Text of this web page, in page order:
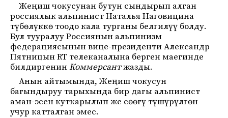
Жеңиш чокусунан бутун сындырып алган
россиялык альпинист Наталья Наговицина
түбөлүккө тоодо кала турганы белгилүү болду.
Бул тууралуу Россиянын альпинизм
федерациясынын вице-президенти Александр
Пятницын RT телеканалына берген маегинде
билдиргенинКоммерсантжазды.
Анын айтымында, Жеңиш чокусун
багындыруу тарыхында бир дагы альпинист
аман-эсен куткарылып же сөөгү түшүрүлгөн
учур катталган эмес.